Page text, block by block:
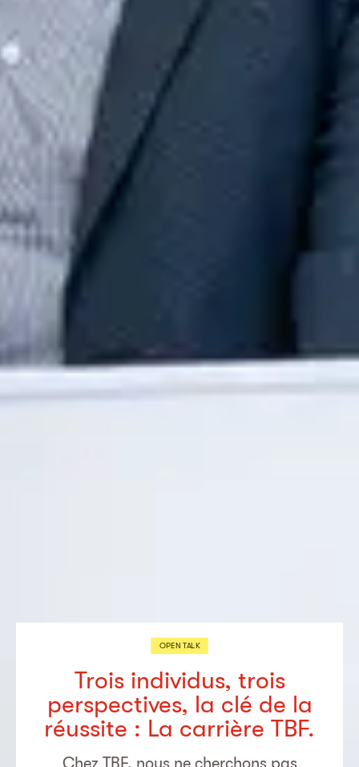
OPEN TALK
Trois individus, trois
perspectives, la clé de la
réussite : La carrière TBF.